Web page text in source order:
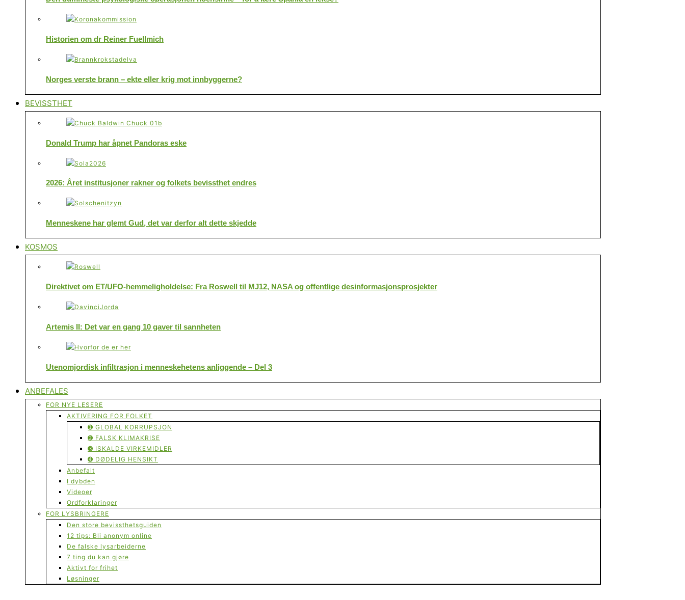
Historien om dr Reiner Fuellmich
Norges verste brann – ekte eller krig mot innbyggerne?
BEVISSTHET
Donald Trump har åpnet Pandoras eske
2026: Året institusjoner rakner og folkets bevissthet endres
Menneskene har glemt Gud, det var derfor alt dette skjedde
KOSMOS
Direktivet om ET/UFO-hemmeligholdelse: Fra Roswell til MJ12, NASA og offentlige desinformasjonsprosjekter
Artemis II: Det var en gang 10 gaver til sannheten
Utenomjordisk infiltrasjon i menneskehetens anliggende – Del 3
ANBEFALES
FOR NYE LESERE
AKTIVERING FOR FOLKET
➊ GLOBAL KORRUPSJON
➋ FALSK KLIMAKRISE
➌ ISKALDE VIRKEMIDLER
➍ DØDELIG HENSIKT
Anbefalt
I dybden
Videoer
Ordforklaringer
FOR LYSBRINGERE
Den store bevissthetsguiden
12 tips: Bli anonym online
De falske lysarbeiderne
7 ting du kan gjøre
Aktivt for frihet
Løsninger